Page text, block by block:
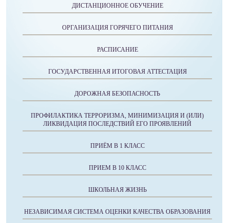
ДИСТАНЦИОННОЕ ОБУЧЕНИЕ
ОРГАНИЗАЦИЯ ГОРЯЧЕГО ПИТАНИЯ
РАСПИСАНИЕ
ГОСУДАРСТВЕННАЯ ИТОГОВАЯ АТТЕСТАЦИЯ
ДОРОЖНАЯ БЕЗОПАСНОСТЬ
ПРОФИЛАКТИКА ТЕРРОРИЗМА, МИНИМИЗАЦИЯ И (ИЛИ)
ЛИКВИДАЦИЯ ПОСЛЕДСТВИЙ ЕГО ПРОЯВЛЕНИЙ
ПРИЁМ В 1 КЛАСС
ПРИЕМ В 10 КЛАСС
ШКОЛЬНАЯ ЖИЗНЬ
НЕЗАВИСИМАЯ СИСТЕМА ОЦЕНКИ КАЧЕСТВА ОБРАЗОВАНИЯ